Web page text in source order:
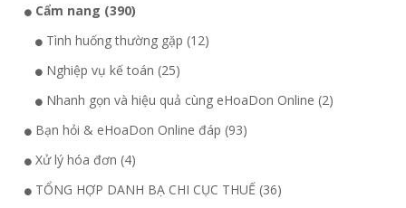
Cẩm nang (390)
Tình huống thường gặp (12)
Nghiệp vụ kế toán (25)
Nhanh gọn và hiệu quả cùng eHoaDon Online (2)
Bạn hỏi & eHoaDon Online đáp (93)
Xử lý hóa đơn (4)
TỔNG HỢP DANH BẠ CHI CỤC THUẾ (36)